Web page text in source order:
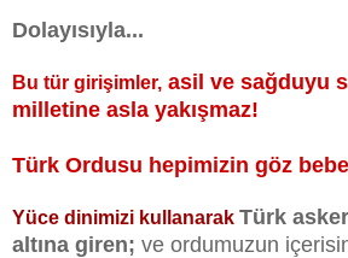
Dolayısıyla...
Bu tür girişimler, asil ve sağduyu
milletine asla yakışmaz!
Türk Ordusu hepimizin göz
Yüce dinimizi kullanarak Türk
altına giren; ve ordumuzun